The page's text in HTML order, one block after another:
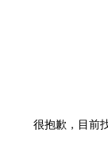
很抱歉，目前